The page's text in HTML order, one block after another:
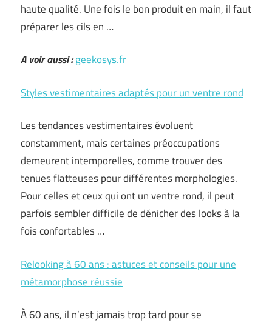
haute qualité. Une fois le bon produit en main, il faut
préparer les cils en …
A voir aussi :geekosys.fr
Styles vestimentaires adaptés pour un ventre rond
Les tendances vestimentaires évoluent
constamment, mais certaines préoccupations
demeurent intemporelles, comme trouver des
tenues flatteuses pour différentes morphologies.
Pour celles et ceux qui ont un ventre rond, il peut
parfois sembler difficile de dénicher des looks à la
fois confortables …
Relooking à 60 ans : astuces et conseils pour une
métamorphose réussie
À 60 ans, il n’est jamais trop tard pour se